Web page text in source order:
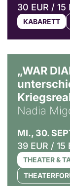
30 EUR / 15
KABARETT
„WAR
Nadia
MI., 30.
39 EUR / 15
THEATER &